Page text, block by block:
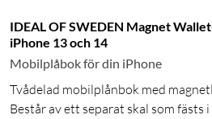
IDEAL OF SWEDEN Magnet
iPhone 13 och 14
Mobilplåbok för din iPhone
Tvådelad mobilplånbok med
Består av ett separat skal som fästs